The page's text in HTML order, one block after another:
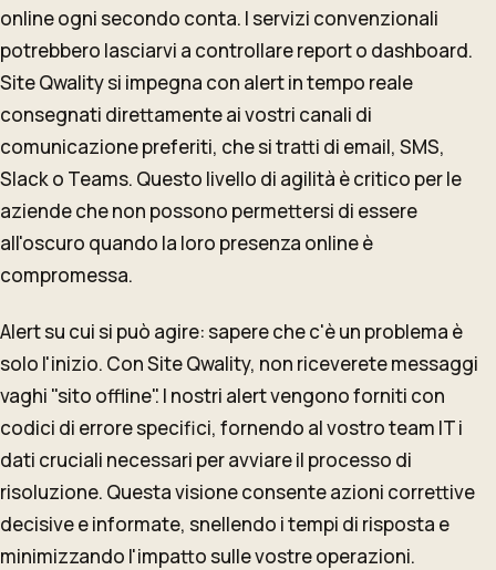
online ogni secondo conta. I servizi convenzionali
potrebbero lasciarvi a controllare report o dashboard.
Site Qwality si impegna con alert in tempo reale
consegnati direttamente ai vostri canali di
comunicazione preferiti, che si tratti di email, SMS,
Slack o Teams. Questo livello di agilità è critico per le
aziende che non possono permettersi di essere
all'oscuro quando la loro presenza online è
compromessa.
Alert su cui si può agire: sapere che c'è un problema è
solo l'inizio. Con Site Qwality, non riceverete messaggi
vaghi "sito offline". I nostri alert vengono forniti con
codici di errore specifici, fornendo al vostro team IT i
dati cruciali necessari per avviare il processo di
risoluzione. Questa visione consente azioni correttive
decisive e informate, snellendo i tempi di risposta e
minimizzando l'impatto sulle vostre operazioni.